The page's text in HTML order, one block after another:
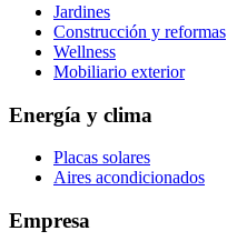
Jardines
Construcción y reformas
Wellness
Mobiliario exterior
Energía y clima
Placas solares
Aires acondicionados
Empresa